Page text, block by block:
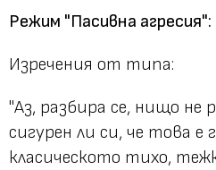
Режим "Пасивна агресия":
Изречения от типа:
"Аз, разбира се, нищо не
сигурен ли си, че това е
класическото тихо,